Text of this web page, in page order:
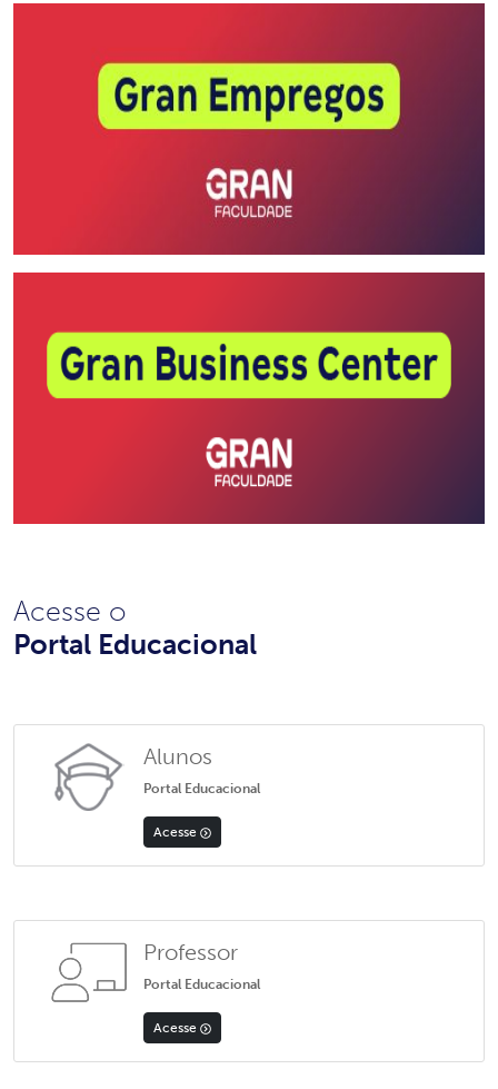
Acesse o
Portal Educacional
Alunos
Portal Educacional
Acesse
Professor
Portal Educacional
Acesse